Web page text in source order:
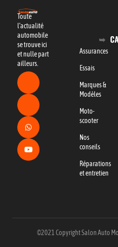
Toute
l’actualité
automobile
se trouve ici
et nulle part
ailleurs.
Assurances
Essais
Marques &
Modèles
Moto-
scooter
Nos
conseils
Réparations
et entretien
©2021 Copyright Salon Auto